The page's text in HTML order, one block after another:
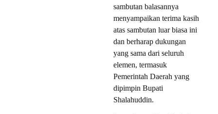
sambutan balasannya
menyampaikan terima kasih
atas sambutan luar biasa ini
dan berharap dukungan
yang sama dari seluruh
elemen, termasuk
Pemerintah Daerah yang
dipimpin Bupati
Shalahuddin.